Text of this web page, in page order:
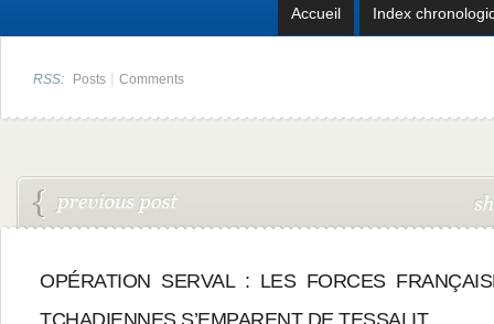
Accueil Index
RSS: Posts | Comments
OPÉRATION SERVAL : LES FORCES
TCHADIENNES S’EMPARENT DE TESSALIT